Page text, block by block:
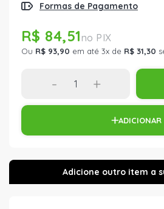
Formas de Pagamento
R$ 84,51
Ou R$ 93,90 em até 3x de R$ 31,30
- +
ADICIONAR